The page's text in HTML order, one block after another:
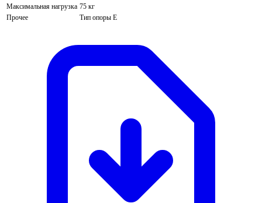
Максимальная нагрузка 75 кг
Прочее
Тип опоры E